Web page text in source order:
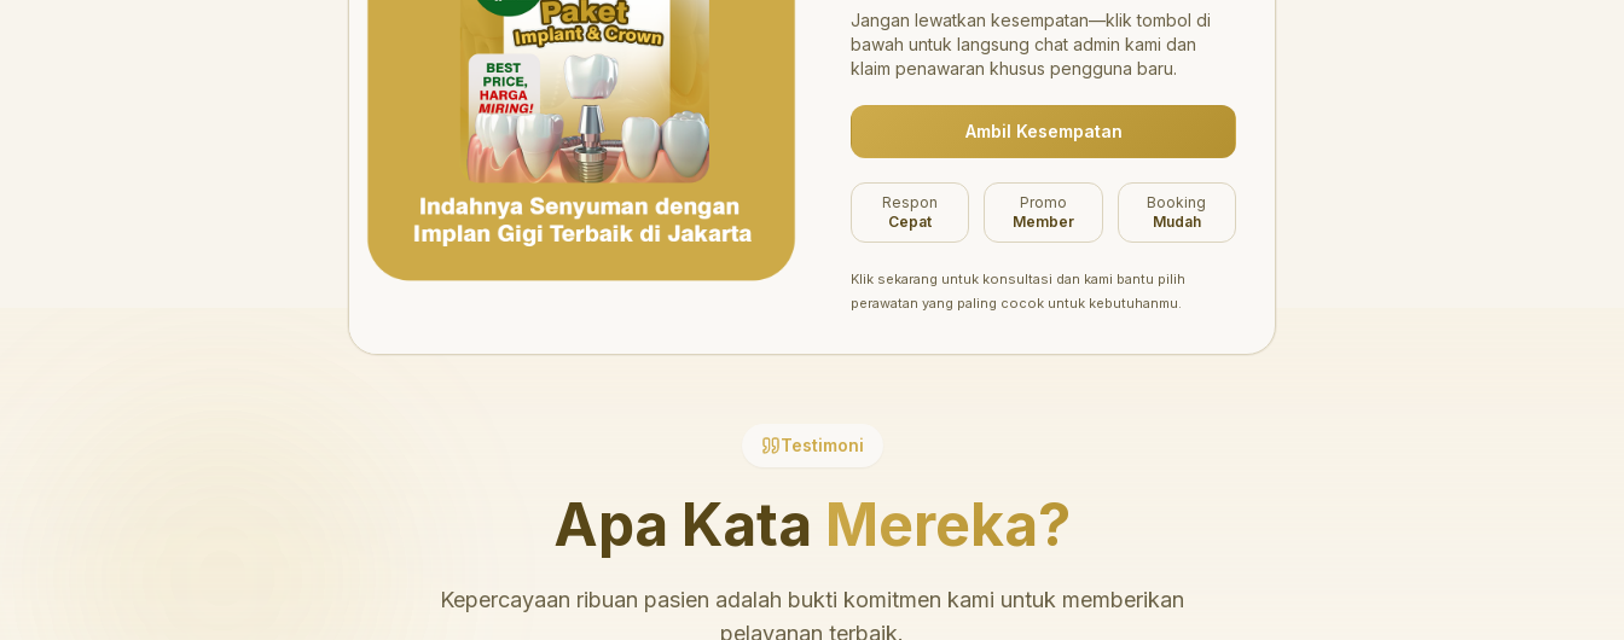
Belum ada promo tersedia saat ini.
Testimoni
Apa Kata Mereka?
Kepercayaan ribuan pasien adalah bukti komitmen kami untuk memberikan
pelayanan terbaik.
Jangan lewatkan kesempatan—klik tombol di
bawah untuk langsung chat admin kami dan
klaim penawaran khusus pengguna baru.
Ambil Kesempatan
Respon
Cepat
Promo
Member
Booking
Mudah
Klik sekarang untuk konsultasi dan kami bantu pilih
perawatan yang paling cocok untuk kebutuhanmu.